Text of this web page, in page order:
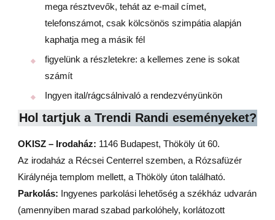
mega résztvevők, tehát az e-mail címet,
telefonszámot, csak kölcsönös szimpátia alapján
kaphatja meg a másik fél
figyelünk a részletekre: a kellemes zene is sokat
számít
Ingyen ital/rágcsálnivaló a rendezvényünkön
Hol tartjuk a Trendi Randi eseményeket?
OKISZ – Irodaház: 1146 Budapest, Thököly út 60.
Az irodaház a Récsei Centerrel szemben, a Rózsafüzér
Királynéja templom mellett, a Thököly úton található.
Parkolás: Ingyenes parkolási lehetőség a székház udvarán
(amennyiben marad szabad parkolóhely, korlátozott